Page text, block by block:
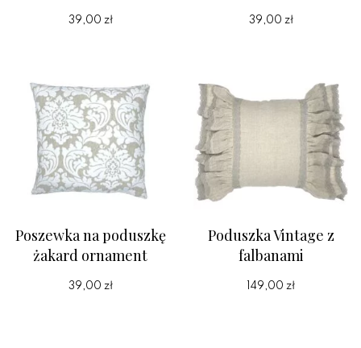
39,00 zł 39,00 zł
Poszewka na poduszkę
żakard ornament
39,00 zł
Poduszka Vintage z
falbanami
149,00 zł